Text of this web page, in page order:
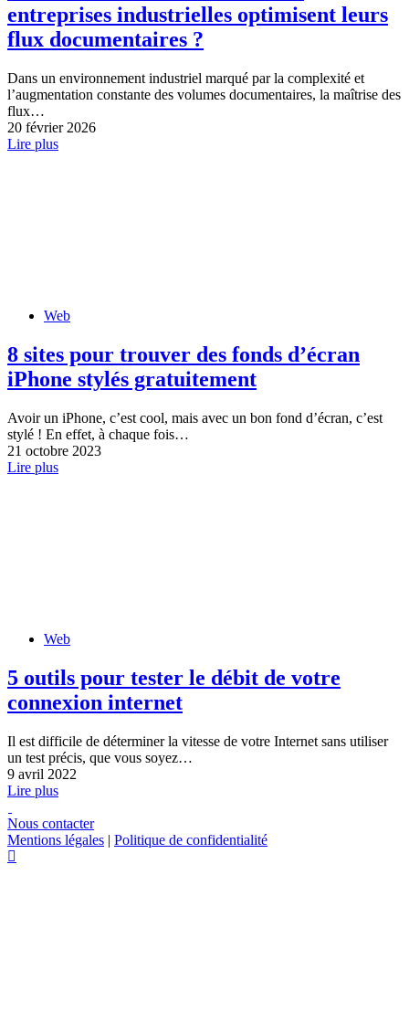
entreprises industrielles optimisent leurs
flux documentaires ?
Dans un environnement industriel marqué par la complexité et
l’augmentation constante des volumes documentaires, la maîtrise des
flux…
20 février 2026
Lire plus
Web
8 sites pour trouver des fonds d’écran
iPhone stylés gratuitement
Avoir un iPhone, c’est cool, mais avec un bon fond d’écran, c’est
stylé ! En effet, à chaque fois…
21 octobre 2023
Lire plus
Web
5 outils pour tester le débit de votre
connexion internet
Il est difficile de déterminer la vitesse de votre Internet sans utiliser
un test précis, que vous soyez…
9 avril 2022
Lire plus
Nous contacter
Mentions légales | Politique de confidentialité